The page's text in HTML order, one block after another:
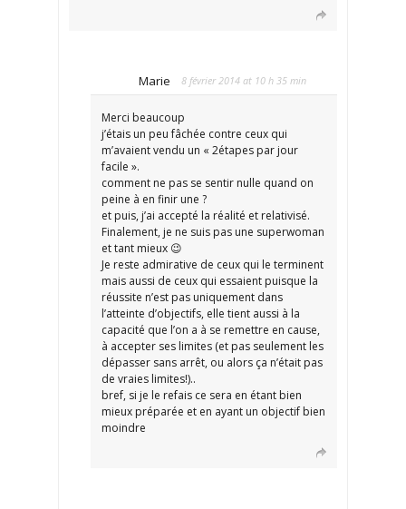
Marie 8 février 2014 at 10 h 35 min
Merci beaucoup
j’étais un peu fâchée contre ceux qui
m’avaient vendu un « 2étapes par jour
facile ».
comment ne pas se sentir nulle quand on
peine à en finir une ?
et puis, j’ai accepté la réalité et relativisé.
Finalement, je ne suis pas une superwoman
et tant mieux 😉
Je reste admirative de ceux qui le terminent
mais aussi de ceux qui essaient puisque la
réussite n’est pas uniquement dans
l’atteinte d’objectifs, elle tient aussi à la
capacité que l’on a à se remettre en cause,
à accepter ses limites (et pas seulement les
dépasser sans arrêt, ou alors ça n’était pas
de vraies limites!)..
bref, si je le refais ce sera en étant bien
mieux préparée et en ayant un objectif bien
moindre